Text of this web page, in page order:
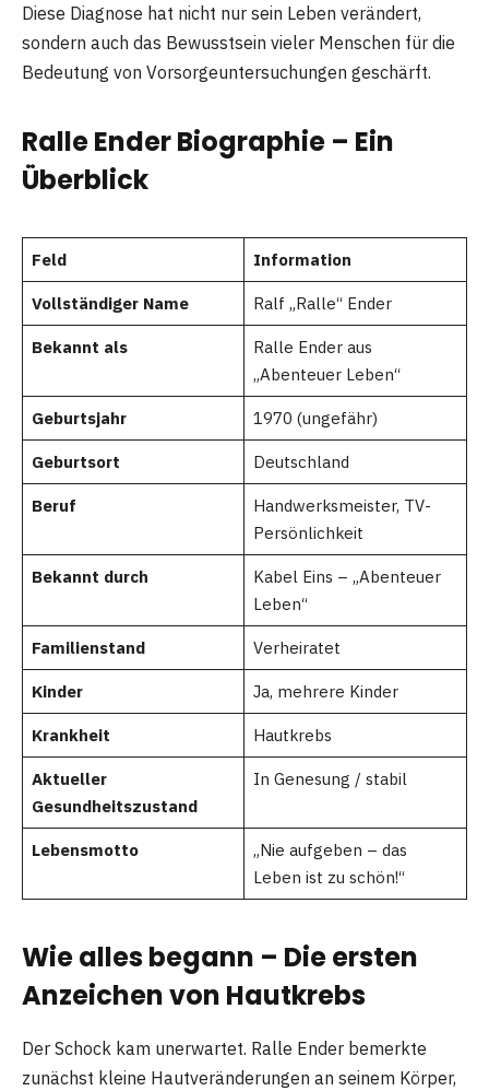
Diese Diagnose hat nicht nur sein Leben verändert,
sondern auch das Bewusstsein vieler Menschen für die
Bedeutung von Vorsorgeuntersuchungen geschärft.
Ralle Ender Biographie – Ein
Überblick
Feld Information
Vollständiger Name Ralf „Ralle“ Ender
Bekannt als
Ralle Ender aus
„Abenteuer Leben“
Geburtsjahr 1970 (ungefähr)
Geburtsort Deutschland
Beruf
Handwerksmeister, TV-
Persönlichkeit
Bekannt durch
Kabel Eins – „Abenteuer
Leben“
Familienstand Verheiratet
Kinder Ja, mehrere Kinder
Krankheit Hautkrebs
Aktueller
Gesundheitszustand
In Genesung / stabil
Lebensmotto
„Nie aufgeben – das
Leben ist zu schön!“
Wie alles begann – Die ersten
Anzeichen von Hautkrebs
Der Schock kam unerwartet. Ralle Ender bemerkte
zunächst kleine Hautveränderungen an seinem Körper,